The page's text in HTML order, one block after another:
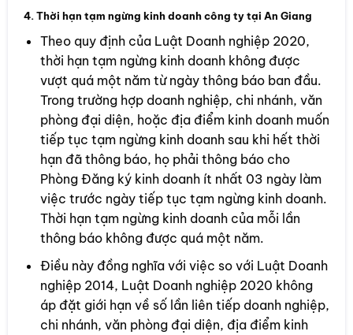
4. Thời hạn tạm ngừng kinh doanh công ty tại An Giang
Theo quy định của Luật Doanh nghiệp 2020,
thời hạn tạm ngừng kinh doanh không được
vượt quá một năm từ ngày thông báo ban đầu.
Trong trường hợp doanh nghiệp, chi nhánh, văn
phòng đại diện, hoặc địa điểm kinh doanh muốn
tiếp tục tạm ngừng kinh doanh sau khi hết thời
hạn đã thông báo, họ phải thông báo cho
Phòng Đăng ký kinh doanh ít nhất 03 ngày làm
việc trước ngày tiếp tục tạm ngừng kinh doanh.
Thời hạn tạm ngừng kinh doanh của mỗi lần
thông báo không được quá một năm.
Điều này đồng nghĩa với việc so với Luật Doanh
nghiệp 2014, Luật Doanh nghiệp 2020 không
áp đặt giới hạn về số lần liên tiếp doanh nghiệp,
chi nhánh, văn phòng đại diện, địa điểm kinh